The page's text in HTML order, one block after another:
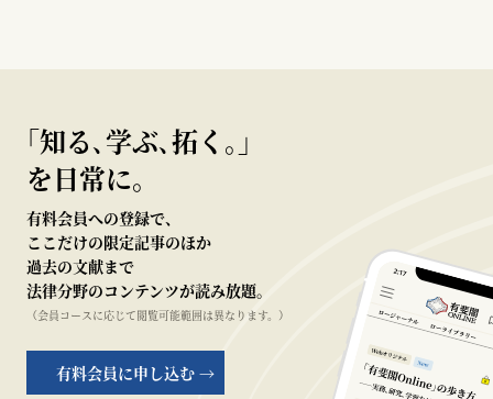
｢知る､学ぶ､拓く｡｣
を日常に。
有料会員への登録で、
ここだけの限定記事のほか
過去の文献まで
法律分野のコンテンツが読み放題。
（会員コースに応じて閲覧可能範囲は異なります。）
有料会員に申し込む →